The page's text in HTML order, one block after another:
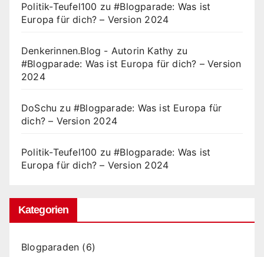
Politik-Teufel100 zu#Blogparade: Was ist
Europa für dich? – Version 2024
Denkerinnen.Blog - Autorin Kathy zu
#Blogparade: Was ist Europa für dich? – Version
2024
DoSchu zu#Blogparade: Was ist Europa für
dich? – Version 2024
Politik-Teufel100 zu#Blogparade: Was ist
Europa für dich? – Version 2024
Kategorien
Blogparaden (6)